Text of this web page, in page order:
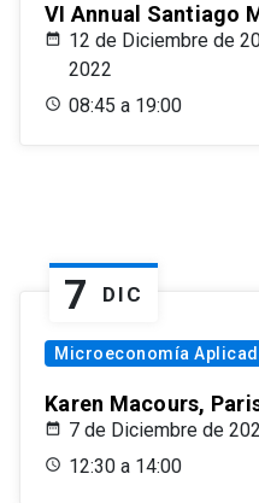
VI Annual Santiago
12 de Diciembre de
2022
08:45 a 19:00
7 DIC
Microeconomía
Karen Macours,
7 de Diciembre de
12:30 a 14:00